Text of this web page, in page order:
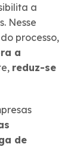
a
Nesse
processo,
a
reduz-se
de